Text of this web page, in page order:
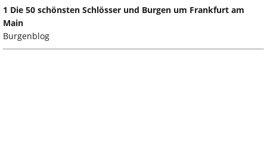
1 Die 50 schönsten Schlösser und Burgen um Frankfurt am
Main
Burgenblog